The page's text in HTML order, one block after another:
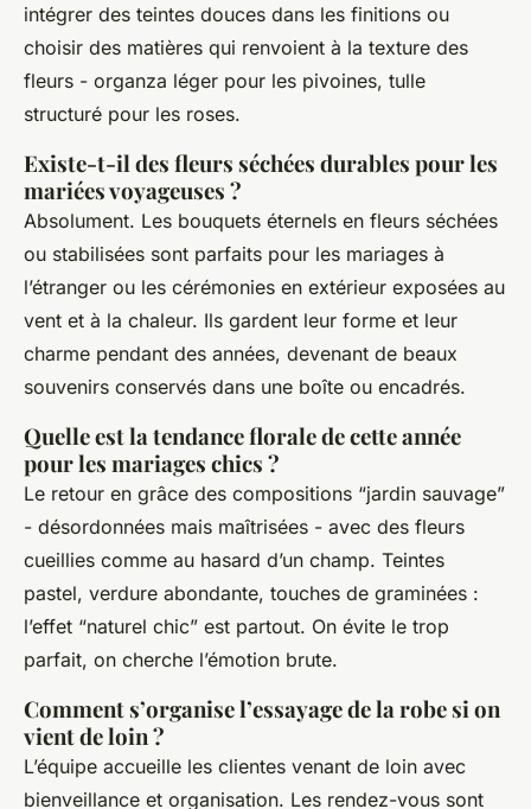
intégrer des teintes douces dans les finitions ou
choisir des matières qui renvoient à la texture des
fleurs - organza léger pour les pivoines, tulle
structuré pour les roses.
Existe-t-il des fleurs séchées durables pour les
mariées voyageuses ?
Absolument. Les bouquets éternels en fleurs séchées
ou stabilisées sont parfaits pour les mariages à
l’étranger ou les cérémonies en extérieur exposées au
vent et à la chaleur. Ils gardent leur forme et leur
charme pendant des années, devenant de beaux
souvenirs conservés dans une boîte ou encadrés.
Quelle est la tendance florale de cette année
pour les mariages chics ?
Le retour en grâce des compositions “jardin sauvage”
- désordonnées mais maîtrisées - avec des fleurs
cueillies comme au hasard d’un champ. Teintes
pastel, verdure abondante, touches de graminées :
l’effet “naturel chic” est partout. On évite le trop
parfait, on cherche l’émotion brute.
Comment s’organise l’essayage de la robe si on
vient de loin ?
L’équipe accueille les clientes venant de loin avec
bienveillance et organisation. Les rendez-vous sont